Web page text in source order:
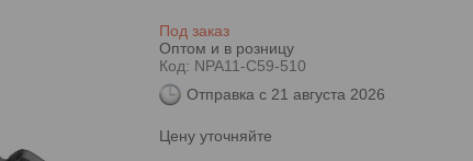
Под заказ
Оптом и в розницу
Код: NPA11-C59-510
Отправка с 21 августа 2026
Цену уточняйте